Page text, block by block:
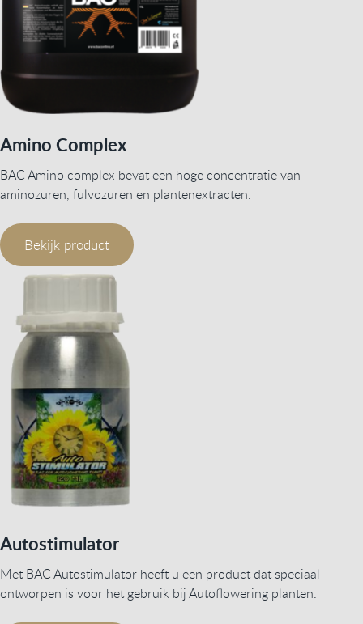
Amino Complex
BAC Amino complex bevat een hoge concentratie van
aminozuren, fulvozuren en plantenextracten.
Bekijk product
Autostimulator
Met BAC Autostimulator heeft u een product dat speciaal
ontworpen is voor het gebruik bij Autoflowering planten.